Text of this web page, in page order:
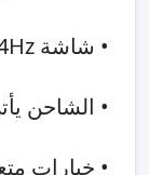
• شاشة 144Hz في كثير من النسخ
• الشاحن
• خيارات